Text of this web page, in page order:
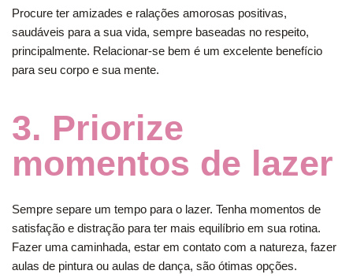
Procure ter amizades e ralações amorosas positivas,
saudáveis para a sua vida, sempre baseadas no respeito,
principalmente. Relacionar-se bem é um excelente benefício
para seu corpo e sua mente.
3. Priorize
momentos de lazer
Sempre separe um tempo para o lazer. Tenha momentos de
satisfação e distração para ter mais equilíbrio em sua rotina.
Fazer uma caminhada, estar em contato com a natureza, fazer
aulas de pintura ou aulas de dança, são ótimas opções.